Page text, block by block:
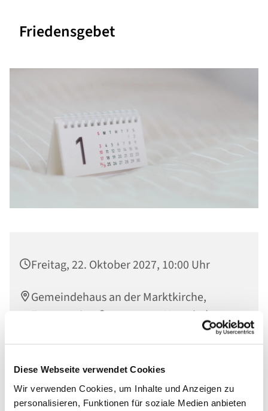
Diese Webseite verwendet Cookies
Wir verwenden Cookies, um Inhalte und Anzeigen zu
personalisieren, Funktionen für soziale Medien anbieten
Friedensgebet
Freitag, 22. Oktober 2027, 10:00 Uhr
Gemeindehaus an der Marktkirche,
Engerser Straße 34, 56564 Neuwied